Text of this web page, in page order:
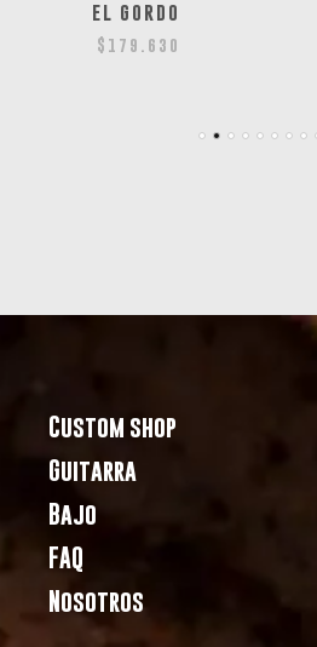
EL GORDO
$ 179.630
Custom shop
Guitarra
Bajo
FAQ
Nosotros